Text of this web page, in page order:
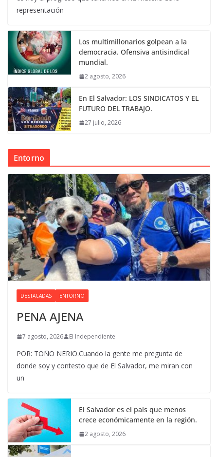
representación
Los multimillonarios golpean a la
democracia. Ofensiva antisindical
mundial.
2 agosto, 2026
En El Salvador: LOS SINDICATOS Y EL
FUTURO DEL TRABAJO.
27 julio, 2026
Entorno
DESTACADAS ENTORNO
PENA AJENA
7 agosto, 2026 El Independiente
POR: TOÑO NERIO.Cuando la gente me pregunta de
donde soy y contesto que de El Salvador, me miran con
un
El Salvador es el país que menos
crece económicamente en la región.
2 agosto, 2026